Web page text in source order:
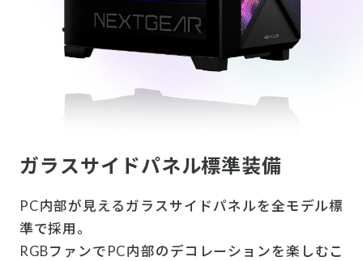
ガラスサイドパネル標準装備
PC内部が見えるガラスサイドパネルを全モデル標
準で採用。
RGBファンでPC内部のデコレーションを楽しむこ